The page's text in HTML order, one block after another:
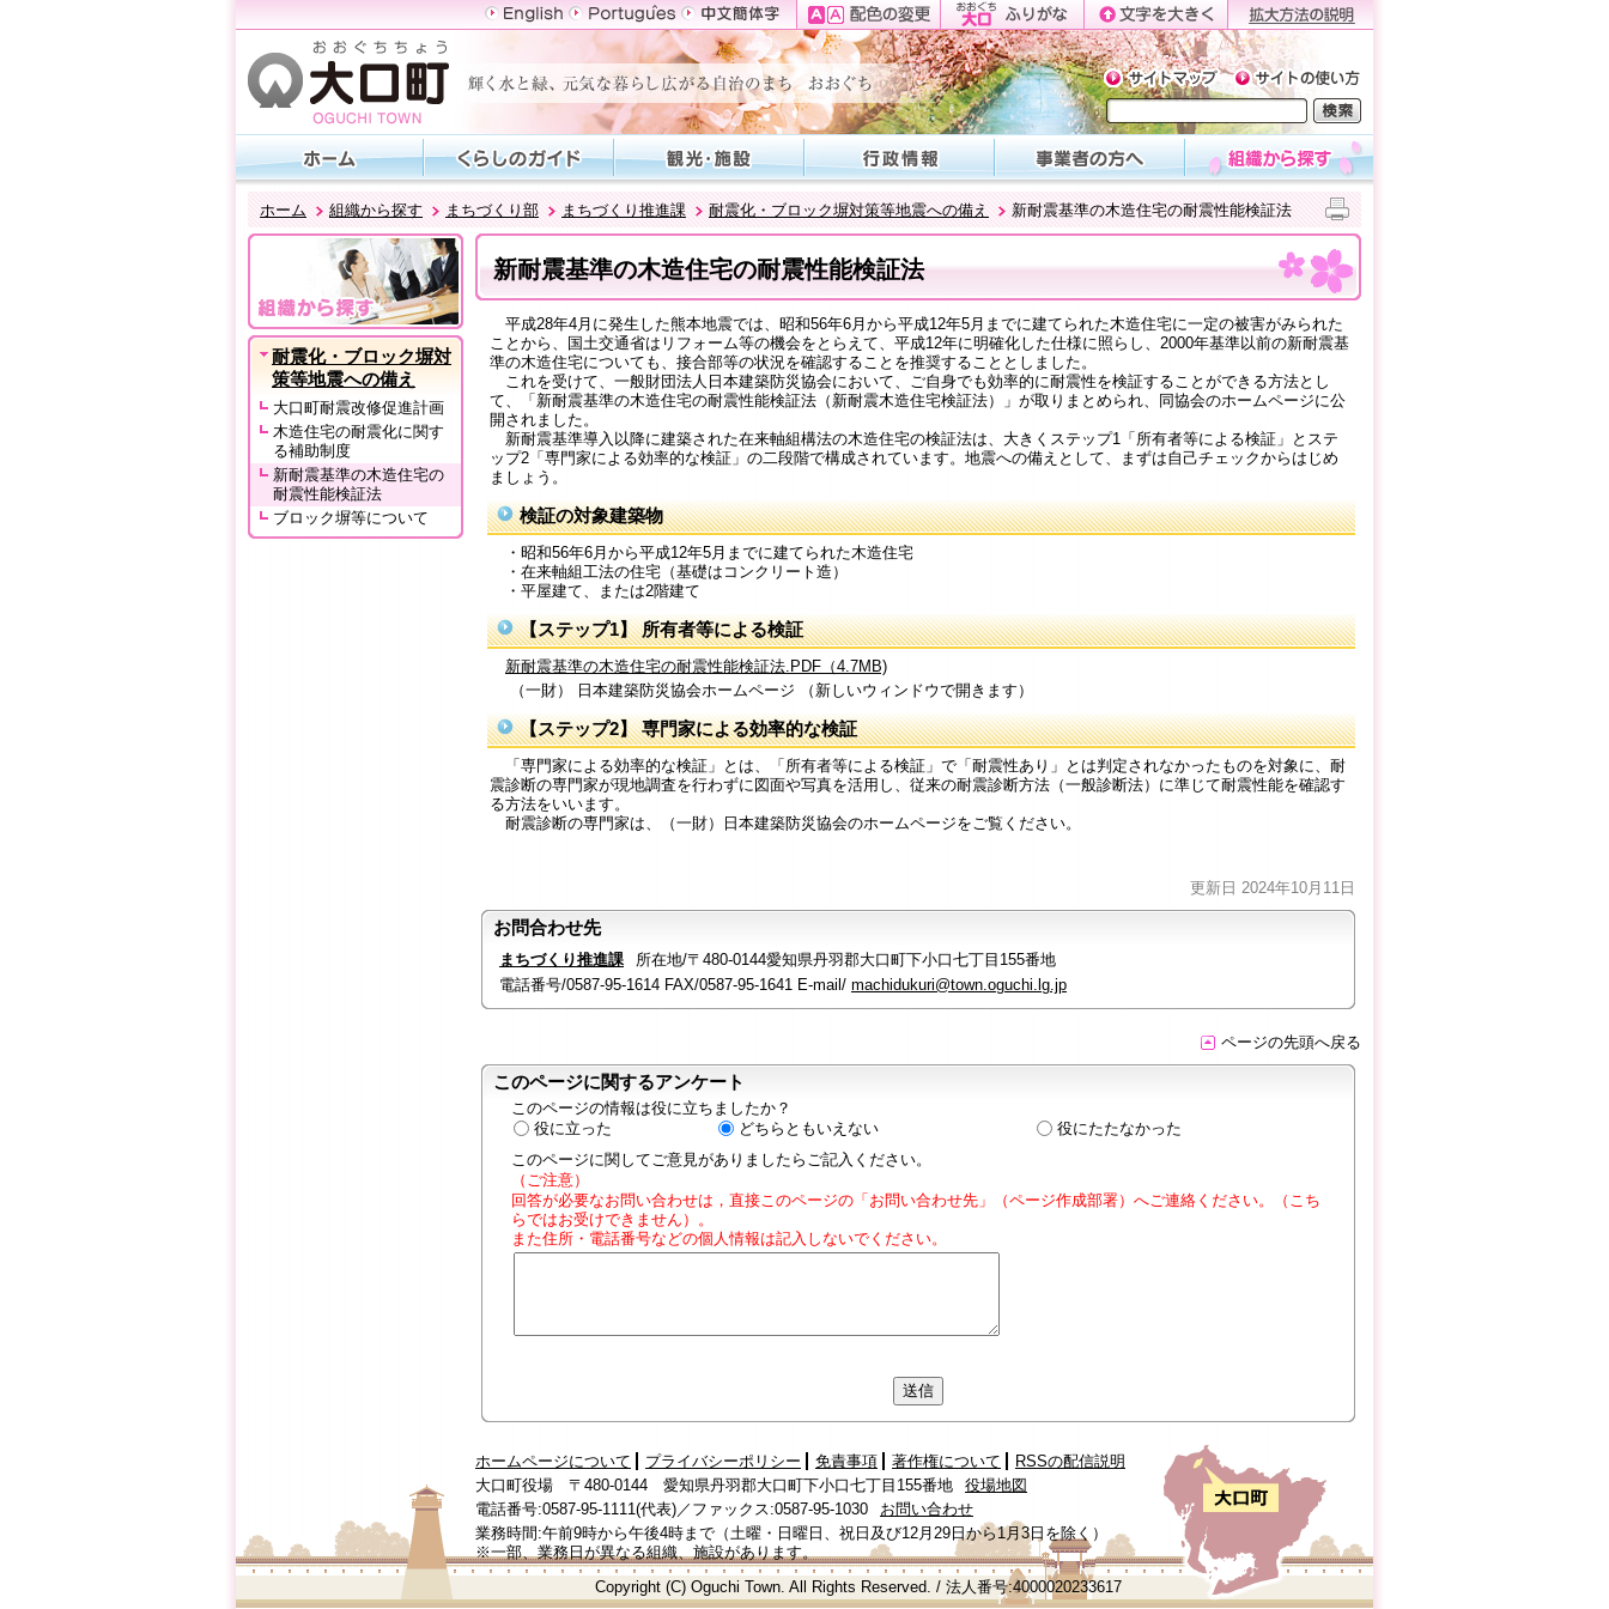
ホーム 組織から探す まちづくり部 まちづくり推進課 耐震化・ブロック塀対策等地震への備え 新耐震基準の木造住宅の耐震性能検証法
耐震化・ブロック塀対
策等地震への備え
大口町耐震改修促進計画
木造住宅の耐震化に関す
る補助制度
新耐震基準の木造住宅の
耐震性能検証法
ブロック塀等について
新耐震基準の木造住宅の耐震性能検証法
平成28年4月に発生した熊本地震では、昭和56年6月から平成12年5月までに建てられた木造住宅に一定の被害がみられた
ことから、国土交通省はリフォーム等の機会をとらえて、平成12年に明確化した仕様に照らし、2000年基準以前の新耐震基
準の木造住宅についても、接合部等の状況を確認することを推奨することとしました。
これを受けて、一般財団法人日本建築防災協会において、ご自身でも効率的に耐震性を検証することができる方法とし
て、「新耐震基準の木造住宅の耐震性能検証法（新耐震木造住宅検証法）」が取りまとめられ、同協会のホームページに公
開されました。
新耐震基準導入以降に建築された在来軸組構法の木造住宅の検証法は、大きくステップ1「所有者等による検証」とステ
ップ2「専門家による効率的な検証」の二段階で構成されています。地震への備えとして、まずは自己チェックからはじめ
ましょう。
検証の対象建築物
・昭和56年6月から平成12年5月までに建てられた木造住宅
・在来軸組工法の住宅（基礎はコンクリート造）
・平屋建て、または2階建て
【ステップ1】 所有者等による検証
新耐震基準の木造住宅の耐震性能検証法.PDF（4.7MB)
（一財） 日本建築防災協会ホームページ （新しいウィンドウで開きます）
【ステップ2】 専門家による効率的な検証
「専門家による効率的な検証」とは、「所有者等による検証」で「耐震性あり」とは判定されなかったものを対象に、耐
震診断の専門家が現地調査を行わずに図面や写真を活用し、従来の耐震診断方法（一般診断法）に準じて耐震性能を確認す
る方法をいいます。
耐震診断の専門家は、（一財）日本建築防災協会のホームページをご覧ください。
更新日 2024年10月11日
お問合わせ先
まちづくり推進課
所在地/〒480-0144愛知県丹羽郡大口町下小口七丁目155番地
電話番号/0587-95-1614 FAX/0587-95-1641 E-mail/ machidukuri@town.oguchi.lg.jp
ページの先頭へ戻る
このページに関するアンケート
このページの情報は役に立ちましたか？
役に立った
どちらともいえない
役にたたなかった
このページに関してご意見がありましたらご記入ください。
（ご注意）
回答が必要なお問い合わせは，直接このページの「お問い合わせ先」（ページ作成部署）へご連絡ください。（こち
らではお受けできません）。
また住所・電話番号などの個人情報は記入しないでください。
ホームページについて プライバシーポリシー 免責事項 著作権について
RSSの配信説明
大口町役場 〒480-0144 愛知県丹羽郡大口町下小口七丁目155番地
役場地図
電話番号:0587-95-1111(代表)／ファックス:0587-95-1030
お問い合わせ
業務時間:午前9時から午後4時まで（土曜・日曜日、祝日及び12月29日から1月3日を除く）
※一部、業務日が異なる組織、施設があります。
Copyright (C) Oguchi Town. All Rights Reserved. / 法人番号:4000020233617